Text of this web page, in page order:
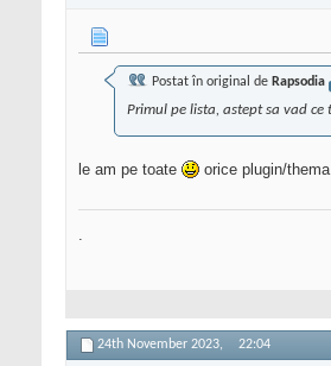
Postat în original de Rapsodia
Primul pe lista, astept sa vad
le am pe toate orice plugin/
.
24th November 2023, 22:04